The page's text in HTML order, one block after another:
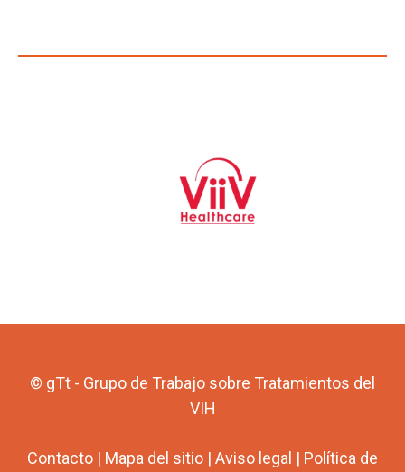
© gTt - Grupo de Trabajo sobre Tratamientos del
VIH
Contacto | Mapa del sitio | Aviso legal | Política de